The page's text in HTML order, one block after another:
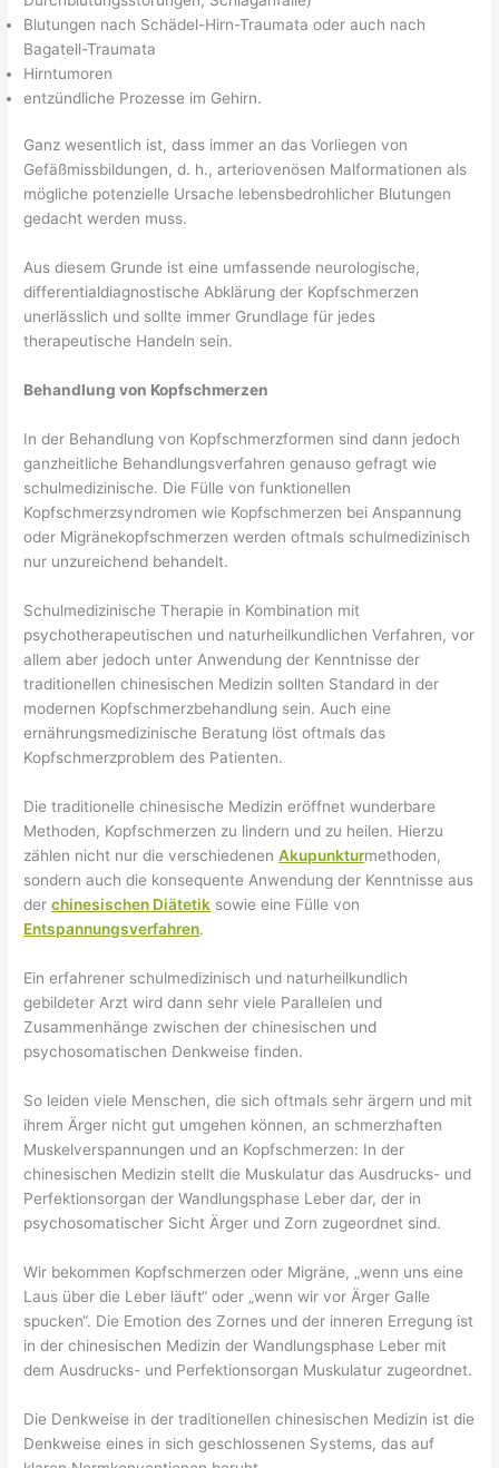
Blutungen nach Schädel-Hirn-Traumata oder auch nach
Bagatell-Traumata
Hirntumoren
entzündliche Prozesse im Gehirn.
Ganz wesentlich ist, dass immer an das Vorliegen von
Gefäßmissbildungen, d. h., arteriovenösen Malformationen als
mögliche potenzielle Ursache lebensbedrohlicher Blutungen
gedacht werden muss.
Aus diesem Grunde ist eine umfassende neurologische,
differentialdiagnostische Abklärung der Kopfschmerzen
unerlässlich und sollte immer Grundlage für jedes
therapeutische Handeln sein.
Behandlung von Kopfschmerzen
In der Behandlung von Kopfschmerzformen sind dann jedoch
ganzheitliche Behandlungsverfahren genauso gefragt wie
schulmedizinische. Die Fülle von funktionellen
Kopfschmerzsyndromen wie Kopfschmerzen bei Anspannung
oder Migränekopfschmerzen werden oftmals schulmedizinisch
nur unzureichend behandelt.
Schulmedizinische Therapie in Kombination mit
psychotherapeutischen und naturheilkundlichen Verfahren, vor
allem aber jedoch unter Anwendung der Kenntnisse der
traditionellen chinesischen Medizin sollten Standard in der
modernen Kopfschmerzbehandlung sein. Auch eine
ernährungsmedizinische Beratung löst oftmals das
Kopfschmerzproblem des Patienten.
Die traditionelle chinesische Medizin eröffnet wunderbare
Methoden, Kopfschmerzen zu lindern und zu heilen. Hierzu
zählen nicht nur die verschiedenenAkupunkturmethoden,
sondern auch die konsequente Anwendung der Kenntnisse aus
derchinesischen Diätetik sowie eine Fülle von
Entspannungsverfahren.
Ein erfahrener schulmedizinisch und naturheilkundlich
gebildeter Arzt wird dann sehr viele Parallelen und
Zusammenhänge zwischen der chinesischen und
psychosomatischen Denkweise finden.
So leiden viele Menschen, die sich oftmals sehr ärgern und mit
ihrem Ärger nicht gut umgehen können, an schmerzhaften
Muskelverspannungen und an Kopfschmerzen: In der
chinesischen Medizin stellt die Muskulatur das Ausdrucks- und
Perfektionsorgan der Wandlungsphase Leber dar, der in
psychosomatischer Sicht Ärger und Zorn zugeordnet sind.
Wir bekommen Kopfschmerzen oder Migräne, „wenn uns eine
Laus über die Leber läuft“ oder „wenn wir vor Ärger Galle
spucken“. Die Emotion des Zornes und der inneren Erregung ist
in der chinesischen Medizin der Wandlungsphase Leber mit
dem Ausdrucks- und Perfektionsorgan Muskulatur zugeordnet.
Die Denkweise in der traditionellen chinesischen Medizin ist die
Denkweise eines in sich geschlossenen Systems, das auf